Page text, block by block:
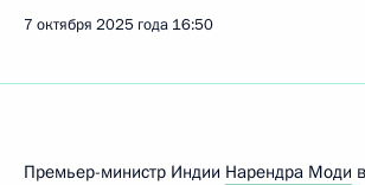
7 октября 2025 года 16:50
Премьер-министр Индии Нарендра Моди